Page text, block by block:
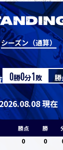
シーズン（通算）
0勝0分1敗
現在
勝点 勝
3 1
3 1
0
0
0 0
0 0
0 0